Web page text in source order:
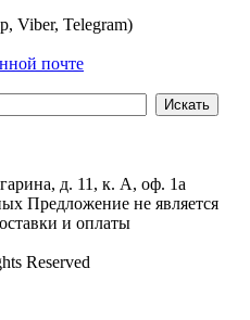
Viber, Telegram)
почте
д. 11, к. А, оф. 1а
Предложение не является
и оплаты
Reserved